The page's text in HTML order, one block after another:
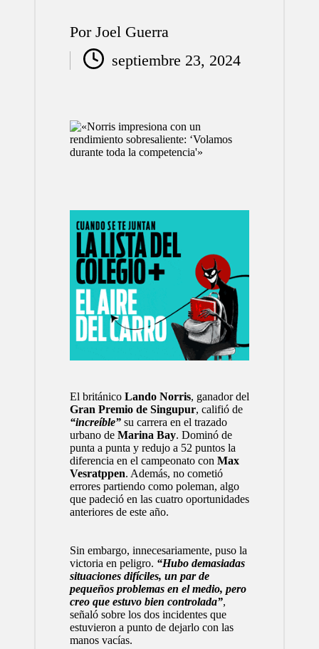
Publicado
por
Por Joel Guerra
septiembre 23, 2024
El británico Lando Norris, ganador del
Gran Premio de Singupur, califió de
“increíble”su carrera en el trazado
urbano de Marina Bay. Dominó de
punta a punta y redujo a 52 puntos la
diferencia en el campeonato con Max
Vesratppen. Además, no cometió
errores partiendo como poleman, algo
que padeció en las cuatro oportunidades
anteriores de este año.
Sin embargo, innecesariamente, puso la
victoria en peligro. “Hubo demasiadas
situaciones difíciles, un par de
pequeños problemas en el medio, pero
creo que estuvo bien controlada”,
señaló sobre los dos incidentes que
estuvieron a punto de dejarlo con las
manos vacías.